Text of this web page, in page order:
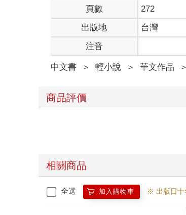
「是呀！」
「三天來得及回鄰國去求婚嗎？」
教皇兩手一攤，回答：「連兩國的國境
我無言以對，這教皇是不是最近太閒，
教皇好整以暇地端起茶，露出「你真是
「人家有整座戰神殿可以幫他求婚，
前』就發了，就差新郎、伴郎和各國賀
我簡直傻眼。有沒有搞錯啊！原來，戰
但搞不好那公主就是個有問題的滯銷
「健康活潑！」
「個性不佳？」
「人見人愛！」
我痛徹心腑啊！想不到，曾經有個百分
頁數
272
出版地
台灣
注音
中文書 ＞ 輕小說 ＞ 華文作品 ＞
商品評價
相關商品
全選 加入購物車 ※ 出版日十